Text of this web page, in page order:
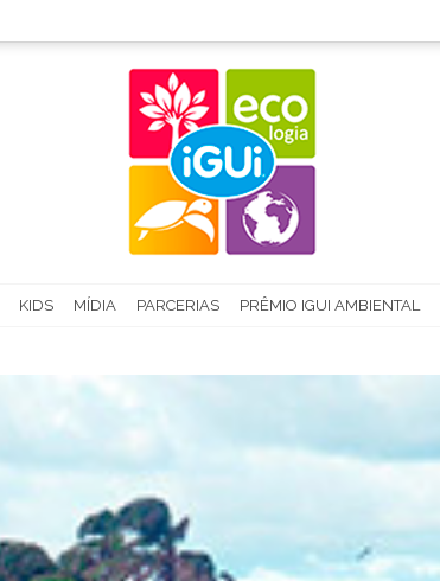
KIDS MÍDIA PARCERIAS PRÊMIO IGUI AMBIENTAL